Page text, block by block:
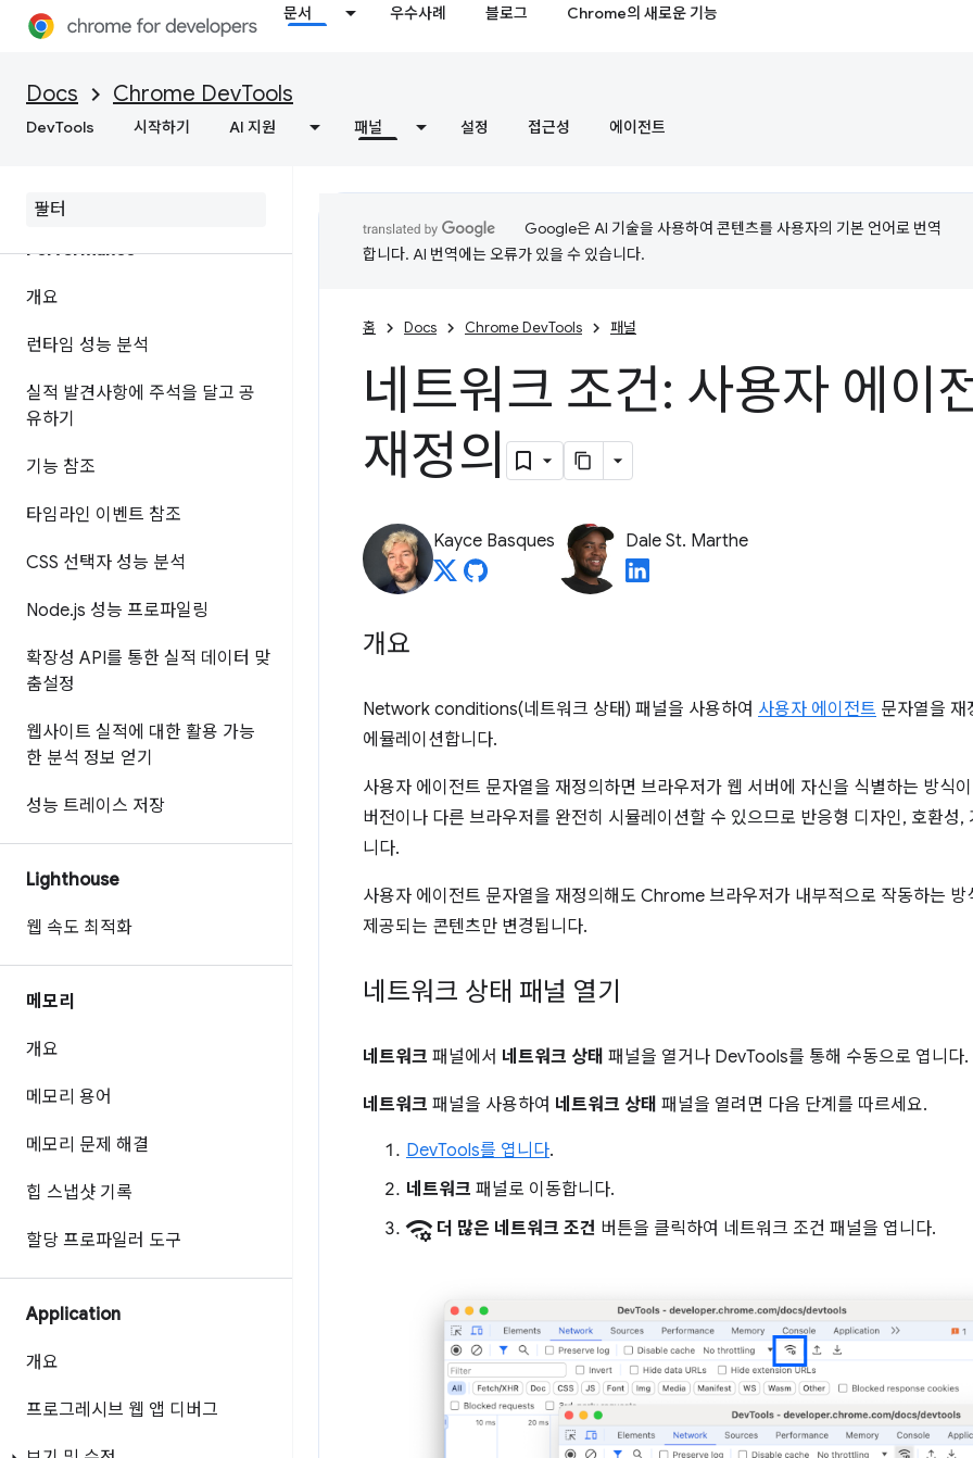
문서 우수사례 블로그 Chrome의 새로운 기능
Docs Chrome DevTools
DevTools 시작하기 AI 지원 패널 설정 접근성 에이전트
개요
네트워크 활동 검사
기능 참조
Performance
개요
런타임 성능 분석
실적 발견사항에 주석을 달고 공
유하기
기능 참조
타임라인 이벤트 참조
CSS 선택자 성능 분석
Node.js 성능 프로파일링
확장성 API를 통한 실적 데이터 맞
춤설정
웹사이트 실적에 대한 활용 가능
한 분석 정보 얻기
성능 트레이스 저장
Lighthouse
웹 속도 최적화
메모리
개요
메모리 용어
메모리 문제 해결
힙 스냅샷 기록
할당 프로파일러 도구
Application
개요
프로그레시브 웹 앱 디버그
Google은 AI 기술을 사용하여 콘텐츠를 사용자의 기본 언어로 번역
합니다. AI 번역에는 오류가 있을 수 있습니다.
홈 Docs Chrome DevTools 패널
네트워크 조건: 사용자 에이
재정의
Kayce Basques Dale St. Marthe
개요
Network conditions(네트워크 상태) 패널을 사용하여 사용자 에이전트 문자열을 재
에뮬레이션합니다.
사용자 에이전트 문자열을 재정의하면 브라우저가 웹 서버에 자신을 식별하는 방식
버전이나 다른 브라우저를 완전히 시뮬레이션할 수 있으므로 반응형 디자인, 호환성
니다.
사용자 에이전트 문자열을 재정의해도 Chrome 브라우저가 내부적으로 작동하는
제공되는 콘텐츠만 변경됩니다.
네트워크 상태 패널 열기
네트워크 패널에서 네트워크 상태 패널을 열거나 DevTools를 통해 수동으로 엽니다.
네트워크 패널을 사용하여 네트워크 상태 패널을 열려면 다음 단계를 따르세요.
DevTools를 엽니다.
네트워크 패널로 이동합니다.
network_manage 더 많은 네트워크 조건 버튼을 클릭하여 네트워크 조건 패널을 엽니다.